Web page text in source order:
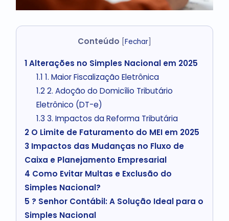
Conteúdo Fechar]
1Alterações no Simples Nacional em 2025
1.1 1. Maior Fiscalização Eletrônica
1.22. Adoção do Domicílio Tributário
Eletrônico (DT-e)
1.3 3. Impactos da Reforma Tributária
2O Limite de Faturamento do MEI em 2025
3Impactos das Mudanças no Fluxo de
Caixa e Planejamento Empresarial
4 Como Evitar Multas e Exclusão do
Simples Nacional?
5 ? Senhor Contábil: A Solução Ideal para o
Simples Nacional